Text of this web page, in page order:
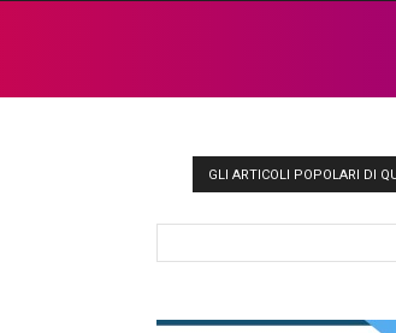
GLI ARTICOLI POPOLARI DI